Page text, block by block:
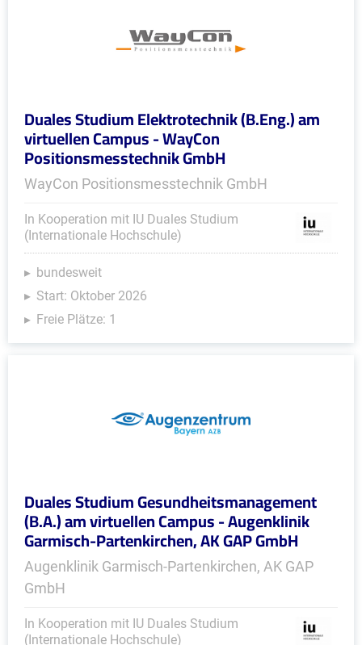
Duales Studium Elektrotechnik (B.Eng.) am
virtuellen Campus - WayCon
Positionsmesstechnik GmbH
WayCon Positionsmesstechnik GmbH
In Kooperation mit IU Duales Studium
(Internationale Hochschule)
bundesweit
Start: Oktober 2026
Freie Plätze: 1
Duales Studium Gesundheitsmanagement
(B.A.) am virtuellen Campus - Augenklinik
Garmisch-Partenkirchen, AK GAP GmbH
Augenklinik Garmisch-Partenkirchen, AK GAP
GmbH
In Kooperation mit IU Duales Studium
(Internationale Hochschule)